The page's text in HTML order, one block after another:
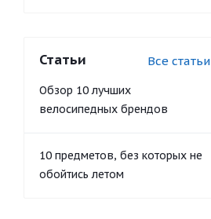
Статьи Все статьи
Обзор 10 лучших
велосипедных брендов
10 предметов, без которых не
обойтись летом